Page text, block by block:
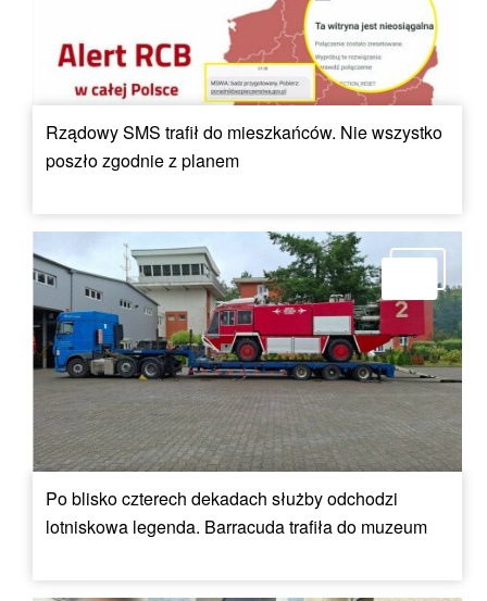
Rządowy SMS trafił do mieszkańców. Nie wszystko
poszło zgodnie z planem
Po blisko czterech dekadach służby odchodzi
lotniskowa legenda. Barracuda trafiła do muzeum